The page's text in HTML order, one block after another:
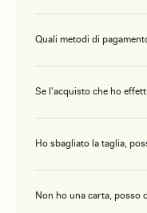
Quali metodi di
Se l'acquisto che ho
Ho sbagliato la taglia,
Non ho una carta, posso